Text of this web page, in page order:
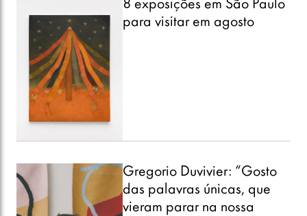
8 exposições em São Paulo
para visitar em agosto
Gregorio Duvivier: “Gosto
das palavras únicas, que
vieram parar na nossa